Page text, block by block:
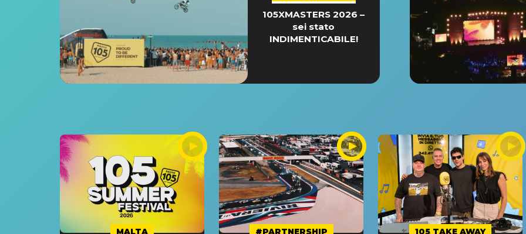
105XMASTERS 2026 –
sei stato
INDIMENTICABILE!
MALTA #PARTNERSHIP 105 TAKE AWAY